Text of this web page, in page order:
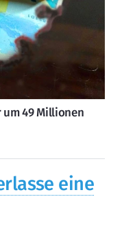
um 49 Millionen
eine